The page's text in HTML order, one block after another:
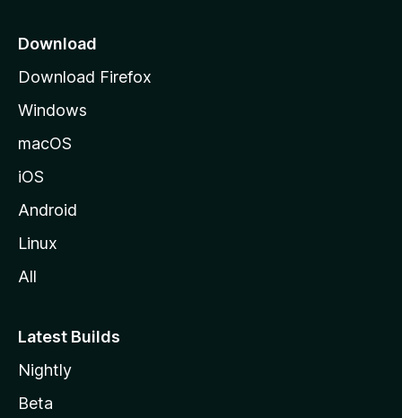
o
e
M
i
l
Download
Download Firefox
Windows
macOS
iOS
Android
Linux
All
Latest Builds
Nightly
Beta